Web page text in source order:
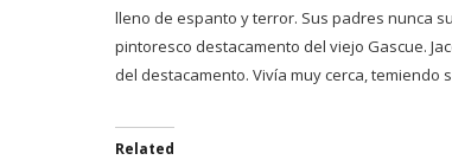
lleno de espanto y terror. Sus padres nunca
pintoresco destacamento del viejo Gascue.
del destacamento. Vivía muy cerca,
Related